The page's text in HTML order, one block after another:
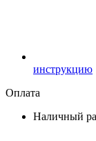
инструкцию
Оплата
Наличный